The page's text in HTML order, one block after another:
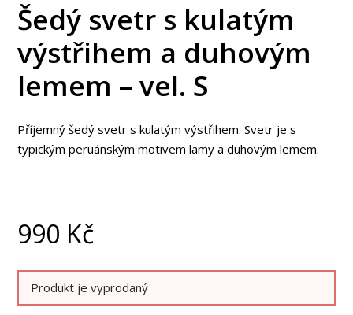
Šedý svetr s kulatým
výstřihem a duhovým
lemem – vel. S
Příjemný šedý svetr s kulatým výstřihem. Svetr je s
typickým peruánským motivem lamy a duhovým lemem.
990 Kč
Produkt je vyprodaný